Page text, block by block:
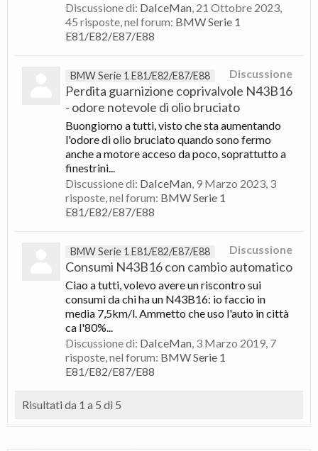
Discussione di: DaIceMan, 21 Ottobre 2023,
45 risposte, nel forum: BMW Serie 1
E81/E82/E87/E88
Discussione
BMW Serie 1 E81/E82/E87/E88
Perdita guarnizione coprivalvole N43B16
- odore notevole di olio bruciato
Buongiorno a tutti, visto che sta aumentando
l'odore di olio bruciato quando sono fermo
anche a motore acceso da poco, soprattutto a
finestrini...
Discussione di: DaIceMan, 9 Marzo 2023, 3
risposte, nel forum: BMW Serie 1
E81/E82/E87/E88
Discussione
BMW Serie 1 E81/E82/E87/E88
Consumi N43B16 con cambio automatico
Ciao a tutti, volevo avere un riscontro sui
consumi da chi ha un N43B16: io faccio in
media 7,5km/l. Ammetto che uso l'auto in città
ca l'80%...
Discussione di: DaIceMan, 3 Marzo 2019, 7
risposte, nel forum: BMW Serie 1
E81/E82/E87/E88
Risultati da 1 a 5 di 5